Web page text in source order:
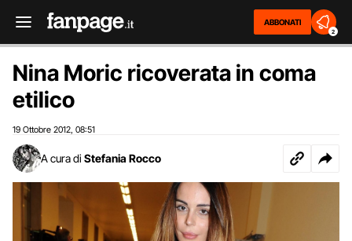
ABBONATI
2
Nina Moric ricoverata in coma
etilico
19 Ottobre 2012 08:51
A cura di Stefania Rocco